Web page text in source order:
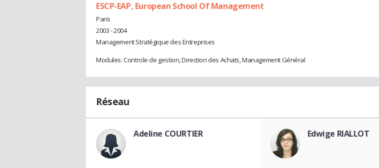
ESCP-EAP, European School Of Management
Paris
2003 - 2004
Management Stratégique des Entreprises
Modules: Controle de gestion, Direction des Achats, Management Général
Réseau
Adeline COURTIER Edwige RIALLOT